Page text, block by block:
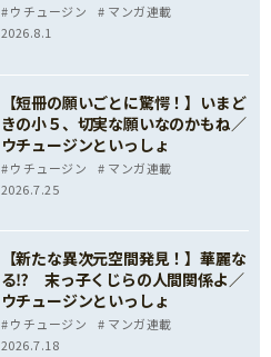
ウチュージン
マンガ連載
2026.8.1
【短冊の願いごとに驚愕！】いまど
きの小５、切実な願いなのかもね／
ウチュージンといっしょ
ウチュージン
マンガ連載
2026.7.25
【新たな異次元空間発見！】華麗な
る⁉ 末っ子くじらの人間関係よ／
ウチュージンといっしょ
ウチュージン
マンガ連載
2026.7.18